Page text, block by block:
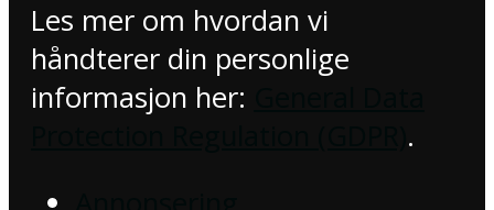
Les mer om hvordan vi
håndterer din personlige
informasjon her:
.